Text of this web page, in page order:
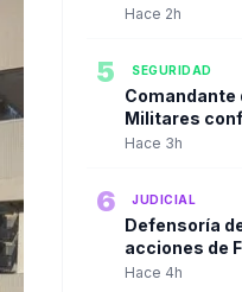
la posesión
Hace 2h
5 SEGURIDAD
Comandante
Militares
conjunto en
Hace 3h
6 JUDICIAL
Defensoría
acciones de
plataformas
Hace 4h